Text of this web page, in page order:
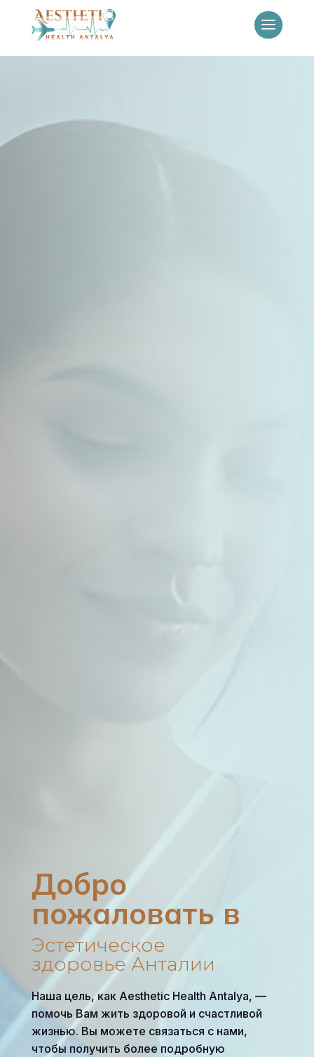
Добро
пожаловать в
Эстетическое
здоровье Анталии
Наша цель, как Aesthetic Health Antalya, —
помочь Вам жить здоровой и счастливой
жизнью. Вы можете связаться с нами,
чтобы получить более подробную